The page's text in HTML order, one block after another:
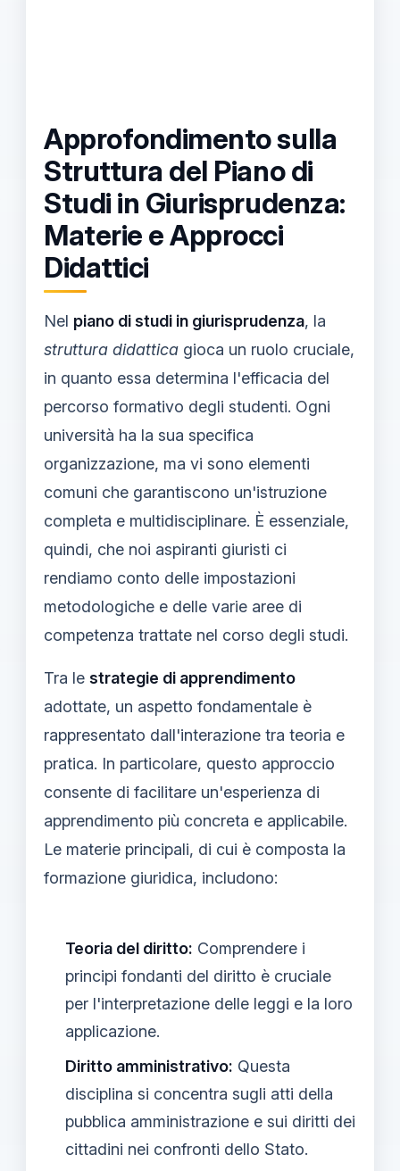
Approfondimento sulla
Struttura del Piano di
Studi in Giurisprudenza:
Materie e Approcci
Didattici
Nel piano di studi in giurisprudenza, la
struttura didattica gioca un ruolo cruciale,
in quanto essa determina l'efficacia del
percorso formativo degli studenti. Ogni
università ha la sua specifica
organizzazione, ma vi sono elementi
comuni che garantiscono un'istruzione
completa e multidisciplinare. È essenziale,
quindi, che noi aspiranti giuristi ci
rendiamo conto delle impostazioni
metodologiche e delle varie aree di
competenza trattate nel corso degli studi.
Tra le strategie di apprendimento
adottate, un aspetto fondamentale è
rappresentato dall'interazione tra teoria e
pratica. In particolare, questo approccio
consente di facilitare un'esperienza di
apprendimento più concreta e applicabile.
Le materie principali, di cui è composta la
formazione giuridica, includono:
Teoria del diritto: Comprendere i
principi fondanti del diritto è cruciale
per l'interpretazione delle leggi e la loro
applicazione.
Diritto amministrativo: Questa
disciplina si concentra sugli atti della
pubblica amministrazione e sui diritti dei
cittadini nei confronti dello Stato.